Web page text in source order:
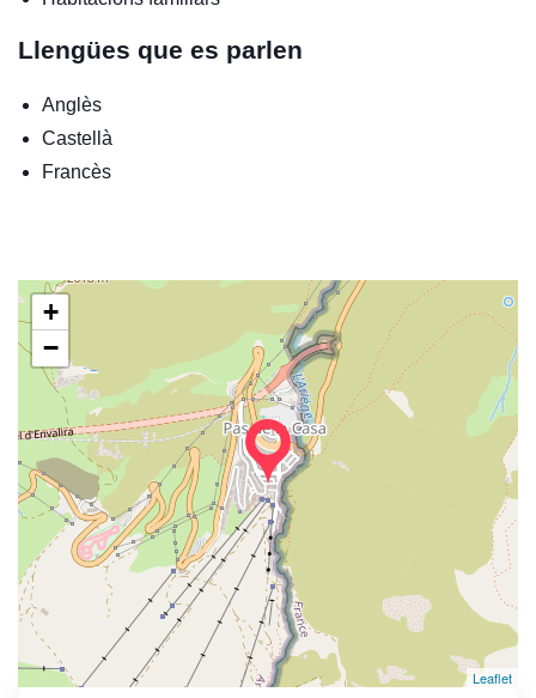
Llengües que es parlen
Anglès
Castellà
Francès
+
−
Leaflet